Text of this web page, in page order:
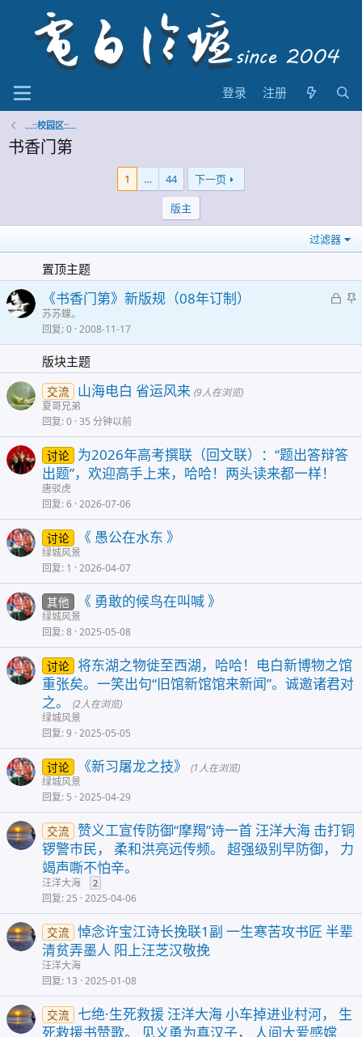
登录 注册
...::校园区::...
书香门第
1 … 44
下一页
版主
过滤器
置顶主题
锁
《书香门第》新版规（08年订制）
苏苏蝶。
回复 0 2008-11-17
版块主题
交流 山海电白 省运风来 (9人在浏览)
夏哥兄弟
回复 0 35 分钟以前
讨论
为2026年高考撰联（回文联）：“题出答辩答
出题”，欢迎高手上来，哈哈！两头读来都一样！
唐驳虎
回复 6 2026-07-06
讨论 《 愚公在水东 》
绿城风景
回复 1 2026-04-07
其他 《 勇敢的候鸟在叫喊 》
绿城风景
回复 8 2025-05-08
讨论
将东湖之物徙至西湖，哈哈！电白新博物之馆
重张矣。一笑出句“旧馆新馆馆来新闻”。诚邀诸君对
之。
(2人在浏览)
绿城风景
回复 9 2025-05-05
讨论 《新习屠龙之技》 (1人在浏览)
绿城风景
回复 5 2025-04-29
交流
赞义工宣传防御“摩羯”诗一首 汪洋大海 击打铜
锣警市民， 柔和洪亮远传频。 超强级别早防御， 力
竭声嘶不怕辛。
汪洋大海 2
回复 25 2025-04-06
交流 悼念许宝江诗长挽联1副 一生寒苦攻书匠 半辈
清贫弄墨人 阳上汪芝汉敬挽
汪洋大海
回复 13 2025-01-08
交流
七绝·生死救援 汪洋大海 小车掉进业村河， 生
死救援书赞歌。 见义勇为真汉子， 人间大爱感嫦